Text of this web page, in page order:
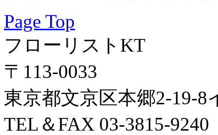
Page Top
フローリストKT
〒113-0033
東京都文京区本郷2-19-8
TEL＆FAX 03-3815-9240